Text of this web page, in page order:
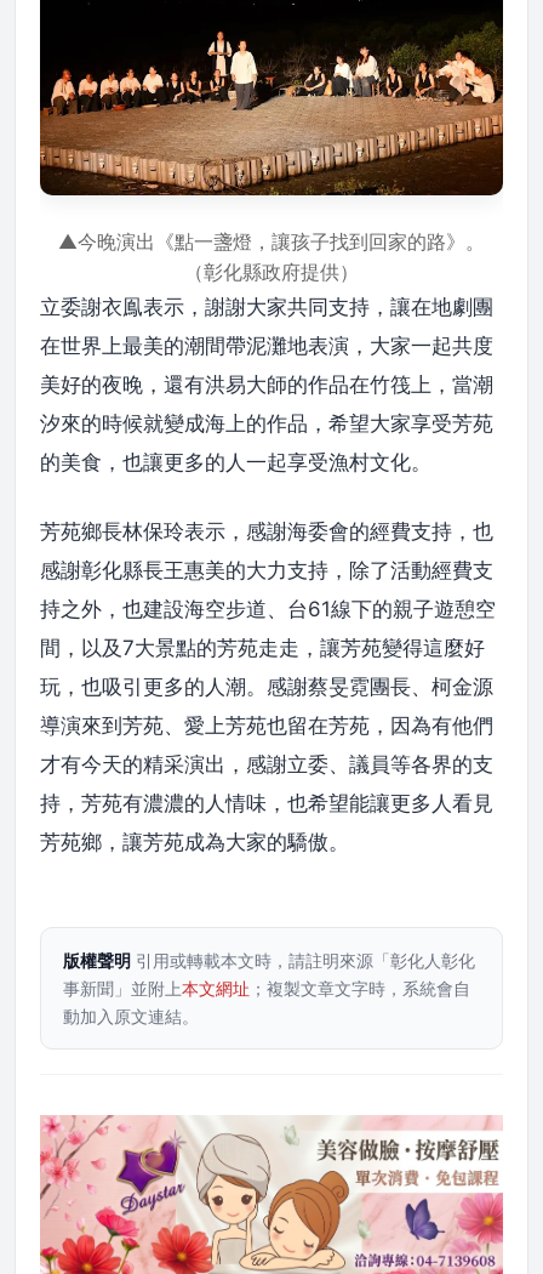
▲今晚演出《點一盞燈，讓孩子找到回家的路》。
（彰化縣政府提供）
立委謝衣鳯表示，謝謝大家共同支持，讓在地劇團
在世界上最美的潮間帶泥灘地表演，大家一起共度
美好的夜晚，還有洪易大師的作品在竹筏上，當潮
汐來的時候就變成海上的作品，希望大家享受芳苑
的美食，也讓更多的人一起享受漁村文化。
芳苑鄉長林保玲表示，感謝海委會的經費支持，也
感謝彰化縣長王惠美的大力支持，除了活動經費支
持之外，也建設海空步道、台61線下的親子遊憩空
間，以及7大景點的芳苑走走，讓芳苑變得這麼好
玩，也吸引更多的人潮。感謝蔡旻霓團長、柯金源
導演來到芳苑、愛上芳苑也留在芳苑，因為有他們
才有今天的精采演出，感謝立委、議員等各界的支
持，芳苑有濃濃的人情味，也希望能讓更多人看見
芳苑鄉，讓芳苑成為大家的驕傲。
版權聲明 引用或轉載本文時，請註明來源「彰化人彰化
事新聞」並附上本文網址 ；複製文章文字時，系統會自
動加入原文連結。